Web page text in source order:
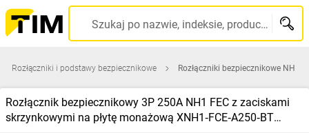
Szukaj po nazwie, indeksie, producencie, kodzie kreskowym...
Rozłączniki i podstawy bezpiecznikowe Rozłączniki bezpiecznikowe NH
Rozłącznik bezpiecznikowy 3P 250A NH1 FEC z zaciskami
skrzynkowymi na płytę monażową XNH1‑FCE‑A250‑BT